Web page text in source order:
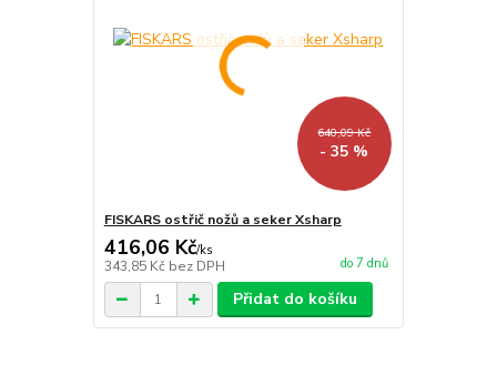
640,09 Kč
- 35 %
FISKARS ostřič nožů a seker Xsharp
416,06 Kč/ks
343,85 Kč bez DPH do 7 dnů
Přidat do košíku